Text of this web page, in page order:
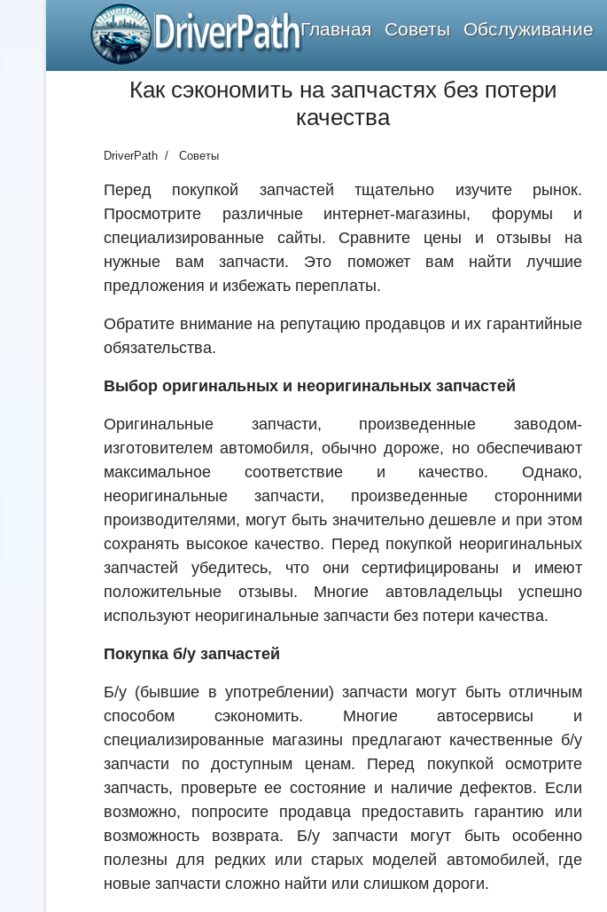
DriverPathГлавная Советы Обслуживание
Как сэкономить на запчастях без потери
качества
DriverPath Советы
Перед покупкой запчастей тщательно изучите рынок.
Просмотрите различные интернет-магазины, форумы и
специализированные сайты. Сравните цены и отзывы на
нужные вам запчасти. Это поможет вам найти лучшие
предложения и избежать переплаты.
Обратите внимание на репутацию продавцов и их гарантийные
обязательства.
Выбор оригинальных и неоригинальных запчастей
Оригинальные запчасти, произведенные заводом-
изготовителем автомобиля, обычно дороже, но обеспечивают
максимальное соответствие и качество. Однако,
неоригинальные запчасти, произведенные сторонними
производителями, могут быть значительно дешевле и при этом
сохранять высокое качество. Перед покупкой неоригинальных
запчастей убедитесь, что они сертифицированы и имеют
положительные отзывы. Многие автовладельцы успешно
используют неоригинальные запчасти без потери качества.
Покупка б/у запчастей
Б/у (бывшие в употреблении) запчасти могут быть отличным
способом сэкономить. Многие автосервисы и
специализированные магазины предлагают качественные б/у
запчасти по доступным ценам. Перед покупкой осмотрите
запчасть, проверьте ее состояние и наличие дефектов. Если
возможно, попросите продавца предоставить гарантию или
возможность возврата. Б/у запчасти могут быть особенно
полезны для редких или старых моделей автомобилей, где
новые запчасти сложно найти или слишком дороги.